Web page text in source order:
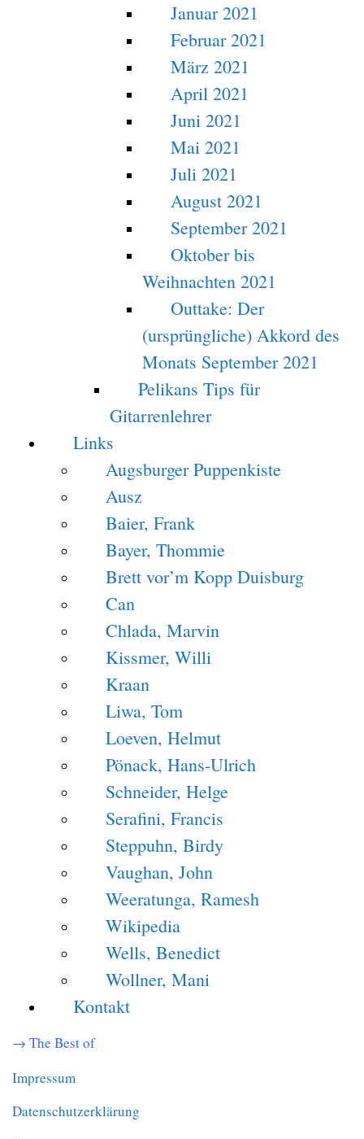
Januar 2021
Februar 2021
März 2021
April 2021
Juni 2021
Mai 2021
Juli 2021
August 2021
September 2021
Oktober bis
Weihnachten 2021
Outtake: Der
(ursprüngliche) Akkord des
Monats September 2021
Pelikans Tips für
Gitarrenlehrer
Links
Augsburger Puppenkiste
Ausz
Baier, Frank
Bayer, Thommie
Brett vor’m Kopp Duisburg
Can
Chlada, Marvin
Kissmer, Willi
Kraan
Liwa, Tom
Loeven, Helmut
Pönack, Hans-Ulrich
Schneider, Helge
Serafini, Francis
Steppuhn, Birdy
Vaughan, John
Weeratunga, Ramesh
Wikipedia
Wells, Benedict
Wollner, Mani
Kontakt
→ The Best of
Impressum
Datenschutzerklärung